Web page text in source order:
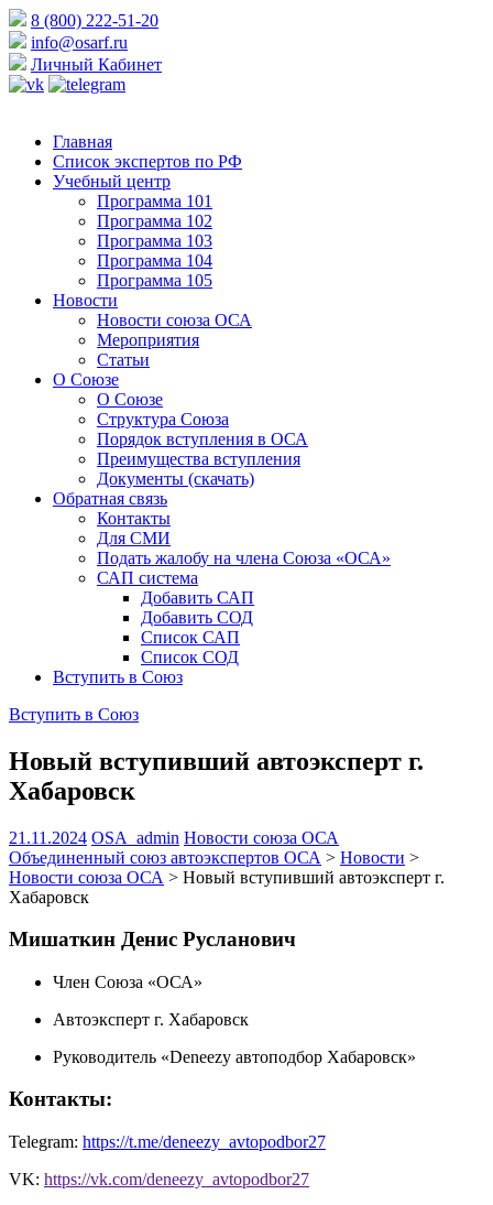
8 (800) 222-51-20
info@osarf.ru
Личный Кабинет
Главная
Список экспертов по РФ
Учебный центр
Программа 101
Программа 102
Программа 103
Программа 104
Программа 105
Новости
Новости союза ОСА
Мероприятия
Статьи
О Союзе
О Союзе
Структура Союза
Порядок вступления в ОСА
Преимущества вступления
Документы (скачать)
Обратная связь
Контакты
Для СМИ
Подать жалобу на члена Союза «ОСА»
САП система
Добавить САП
Добавить СОД
Список САП
Список СОД
Вступить в Союз
Вступить в Союз
Новый вступивший автоэксперт г.
Хабаровск
21.11.2024 OSA_admin Новости союза ОСА
Объединенный союз автоэкспертов ОСА > Новости >
Новости союза ОСА > Новый вступивший автоэксперт г.
Хабаровск
Мишаткин Денис Русланович
Член Союза «ОСА»
Автоэксперт г. Хабаровск
Руководитель «Deneezy автоподбор Хабаровск»
Контакты:
Telegram: https://t.me/deneezy_avtopodbor27
VK: https://vk.com/deneezy_avtopodbor27